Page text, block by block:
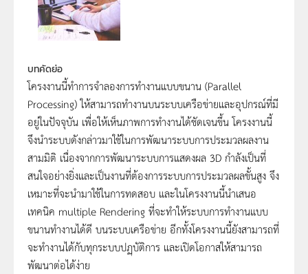
บทคัดย่อ
โครงงานนี้ทำการจำลองการทำงานแบบขนาน (Parallel
Processing) ให้สามารถทำงานบนระบบเครือข่ายและอุปกรณ์ที่มี
อยู่ในปัจจุบัน เพื่อให้เห็นภาพการทำงานได้ชัดเจนขึ้น โครงงานนี้
จึงนำระบบดังกล่าวมาใช้ในการพัฒนาระบบการประมวลผลงาน
สามมิติ เนื่องจากการพัฒนาระบบการแสดงผล 3D กำลังเป็นที่
สนใจอย่างยิ่งและเป็นงานที่ต้องการระบบการประมวลผลขั้นสูง จึง
เหมาะที่จะนำมาใช้ในการทดสอบ และในโครงงานนี้นำเสนอ
เทคนิค multiple Rendering ที่จะทำให้ระบบการทำงานแบบ
ขนานทำงานได้ดี บนระบบเครือข่าย อีกทั้งโครงงานนี้ยังสามารถที่
จะทำงานได้กับทุกระบบปฏฺบัติการ และเปิดโอกาสให้สามารถ
พัฒนาต่อได้ง่าย